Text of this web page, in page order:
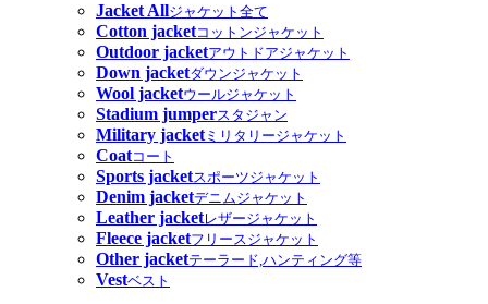
Jacket Allジャケット全て
Cotton jacketコットンジャケット
Outdoor jacketアウトドアジャケット
Down jacketダウンジャケット
Wool jacketウールジャケット
Stadium jumperスタジャン
Military jacketミリタリージャケット
Coatコート
Sports jacketスポーツジャケット
Denim jacketデニムジャケット
Leather jacketレザージャケット
Fleece jacketフリースジャケット
Other jacketテーラード,ハンティング等
Vestベスト